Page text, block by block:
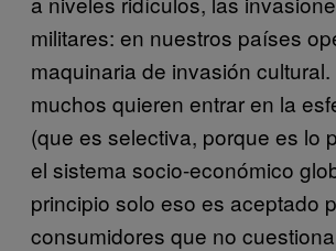
militares: en nuestros países
maquinaria de invasión
muchos quieren entrar en la
(que es selectiva, porque es lo
el sistema socio-económico
principio solo eso es aceptado
consumidores que no